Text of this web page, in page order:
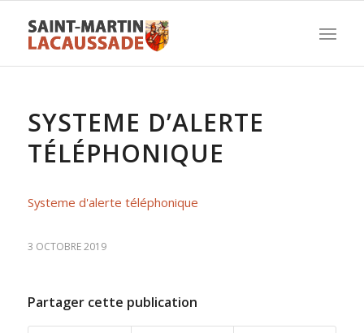
SYSTEME D’ALERTE
TÉLÉPHONIQUE
Systeme d'alerte téléphonique
3 OCTOBRE 2019
Partager cette publication